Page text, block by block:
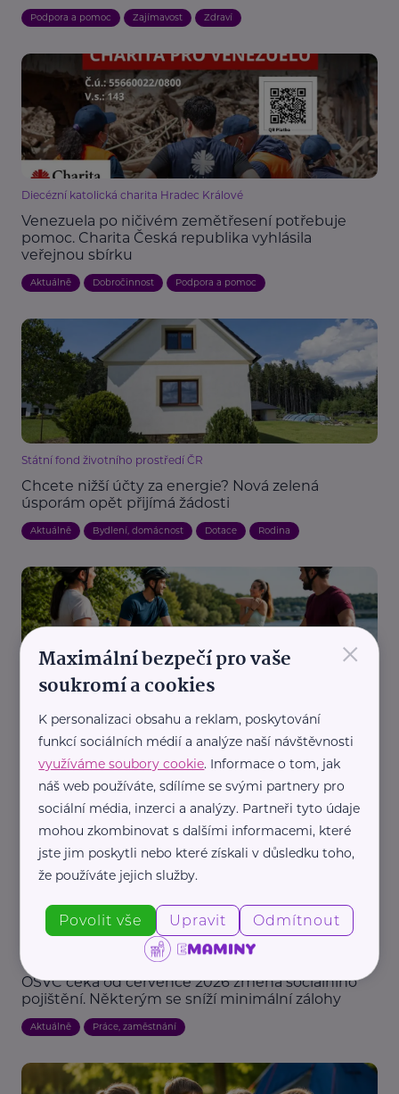
Podpora a pomoc Zajímavost Zdraví
Diecézní katolická charita Hradec Králové
Venezuela po ničivém zemětřesení potřebuje
pomoc. Charita Česká republika vyhlásila
veřejnou sbírku
Aktuálně Dobročinnost Podpora a pomoc
Státní fond životního prostředí ČR
Chcete nižší účty za energie? Nová zelená
úsporám opět přijímá žádosti
Aktuálně Bydlení, domácnost Dotace Rodina
Letní sporty bez zbytečných úrazů: 6
nejčastějších chyb, kterým se vyplatí vyhnout
Aktivity Cvičení, sport Prázdniny Zdraví
Česká správa sociálního zabezpečení
OSVČ čeká od července 2026 změna sociálního
pojištění. Některým se sníží minimální zálohy
Aktuálně Práce, zaměstnání
×
Maximální bezpečí pro vaše
soukromí a cookies
K personalizaci obsahu a reklam, poskytování
funkcí sociálních médií a analýze naší návštěvnosti
využíváme soubory cookie. Informace o tom, jak
náš web používáte, sdílíme se svými partnery pro
sociální média, inzerci a analýzy. Partneři tyto údaje
mohou zkombinovat s dalšími informacemi, které
jste jim poskytli nebo které získali v důsledku toho,
že používáte jejich služby.
Povolit vše Upravit Odmítnout